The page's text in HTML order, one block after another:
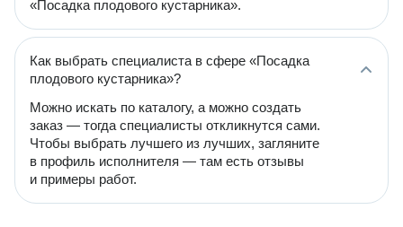
«Посадка плодового кустарника».
Как выбрать специалиста в сфере «Посадка
плодового кустарника»?
Можно искать по каталогу, а можно создать
заказ — тогда специалисты откликнутся сами.
Чтобы выбрать лучшего из лучших, загляните
в профиль исполнителя — там есть отзывы
и примеры работ.